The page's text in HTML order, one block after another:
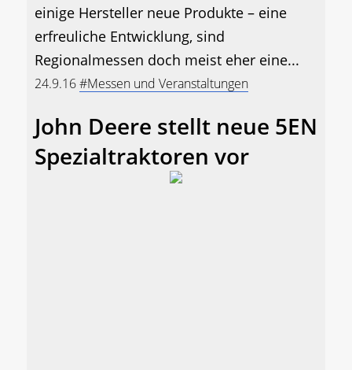
einige Hersteller neue Produkte – eine
erfreuliche Entwicklung, sind
Regionalmessen doch meist eher eine...
24.9.16#Messen und Veranstaltungen
John Deere stellt neue 5EN
Spezialtraktoren vor